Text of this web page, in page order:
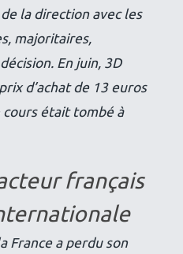
la direction avec les
majoritaires,
En juin, 3D
d’achat de 13 euros
était tombé à
français
France a perdu son